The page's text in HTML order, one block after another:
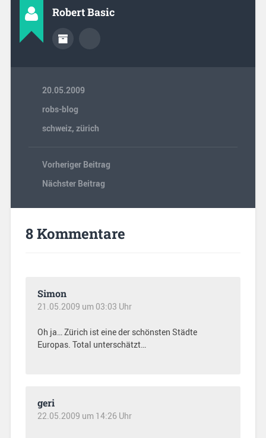
Robert Basic
20.05.2009
robs-blog
schweiz, zürich
Vorheriger Beitrag
Nächster Beitrag
8 Kommentare
Simon
21.05.2009 um 03:03 Uhr
Oh ja… Zürich ist eine der schönsten Städte
Europas. Total unterschätzt…
geri
22.05.2009 um 14:26 Uhr